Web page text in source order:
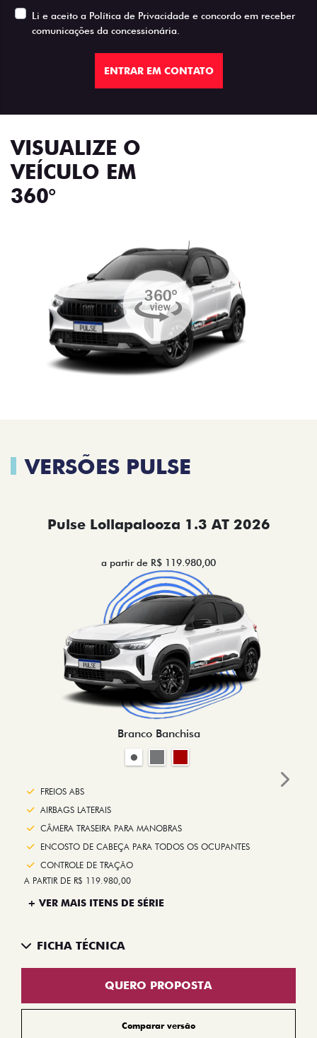
Li e aceito a Política de Privacidade e concordo em receber
comunicações da concessionária.
ENTRAR EM CONTATO
VISUALIZE O
VEÍCULO EM
360°
VERSÕES PULSE
Pulse Lollapalooza 1.3 AT 2026
a partir de R$ 119.980,00
Branco Banchisa
FREIOS ABS
AIRBAGS LATERAIS
CÂMERA TRASEIRA PARA MANOBRAS
ENCOSTO DE CABEÇA PARA TODOS OS OCUPANTES
CONTROLE DE TRAÇÃO
A PARTIR DE R$ 119.980,00
+ VER MAIS ITENS DE SÉRIE
FICHA TÉCNICA
QUERO PROPOSTA
Comparar versão
Next